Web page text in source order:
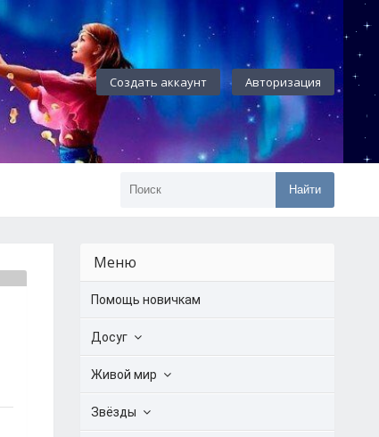
Создать аккаунт Авторизация
Найти
Меню
Помощь новичкам
Досуг
Живой мир
Звёзды